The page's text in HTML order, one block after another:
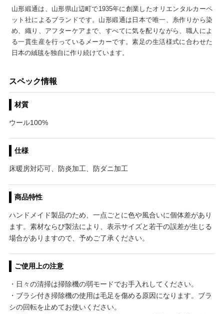
山形緞通は、山形県山辺町で1935年に創業したオリエンタルカーペ
ット社によるブランドです。山形緞通は日本で唯一、糸作りから染
め、織り、アフターケアまで、すべてに気を配りながら、職人によ
る一貫生産を行っているメーカーです。素足の生活様式に合わせた
日本の絨毯を独自に作り続けています。
スペック情報
材質
ウール100%
仕様
床暖房対応可、防炎加工、防ダニ加工
商品特性
ハンドメイド製品のため、一点ごとに色や風合いに個体差があり
ます。素材ならび製法により、表示サイズと若干の誤差が生じる
場合がありますので、予めご了承ください。
ご使用上の注意
・日々の清掃は掃除機の弱モードでお手入れしてください。
・ブラシ付き掃除機の使用は毛足を傷める原因になります。ブラ
シの回転を止めてお使いください。